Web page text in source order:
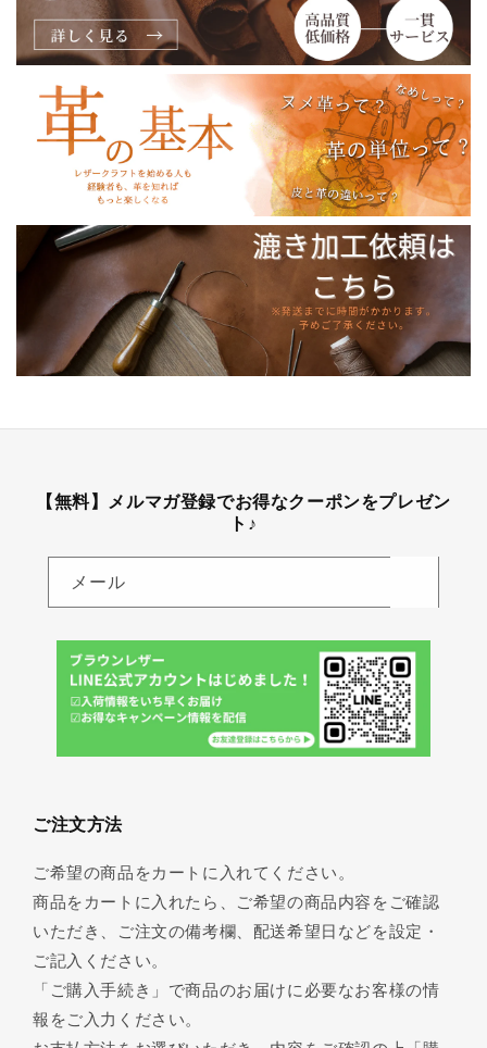
【無料】メルマガ登録でお得なクーポンをプレゼン
ト♪
メール
ご注文方法
ご希望の商品をカートに入れてください。
商品をカートに入れたら、ご希望の商品内容をご確認
いただき、ご注文の備考欄、配送希望日などを設定・
ご記入ください。
「ご購入手続き」で商品のお届けに必要なお客様の情
報をご入力ください。